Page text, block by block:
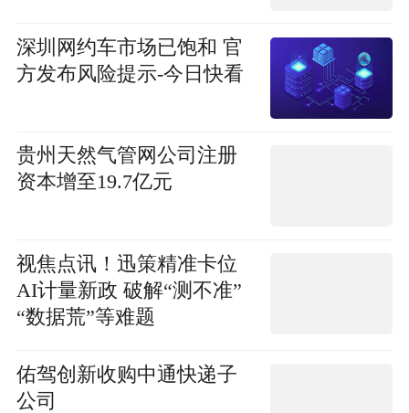
深圳网约车市场已饱和 官
方发布风险提示-今日快看
贵州天然气管网公司注册
资本增至19.7亿元
视焦点讯！迅策精准卡位
AI计量新政 破解“测不准”
“数据荒”等难题
佑驾创新收购中通快递子
公司